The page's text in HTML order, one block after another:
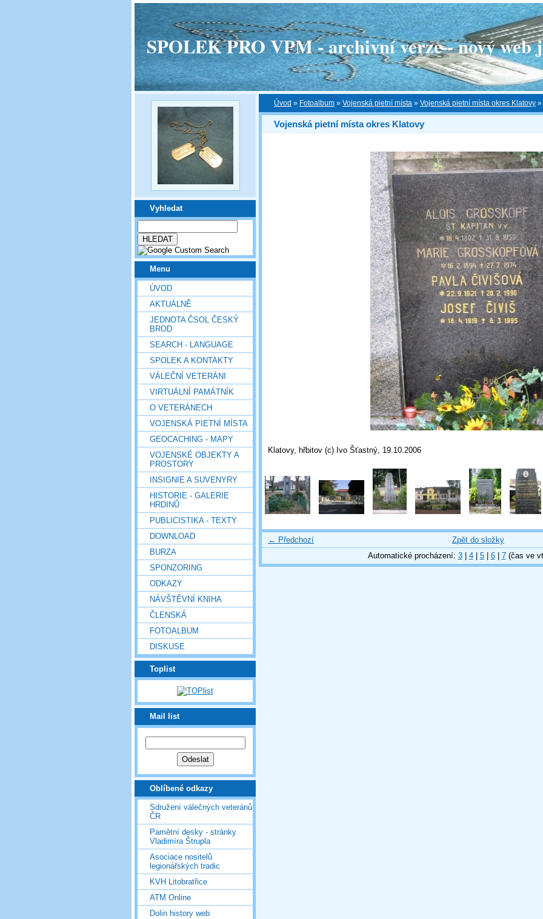
SPOLEK PRO VPM - archivní verze - nový web
Vyhledat
Menu
ÚVOD
AKTUÁLNĚ
JEDNOTA ČSOL ČESKÝ
BROD
SEARCH - LANGUAGE
SPOLEK A KONTAKTY
VÁLEČNÍ VETERÁNI
VIRTUÁLNÍ PAMÁTNÍK
O VETERÁNECH
VOJENSKÁ PIETNÍ MÍSTA
GEOCACHING - MAPY
VOJENSKÉ OBJEKTY A
PROSTORY
INSIGNIE A SUVENYRY
HISTORIE - GALERIE
HRDINŮ
PUBLICISTIKA - TEXTY
DOWNLOAD
BURZA
SPONZORING
ODKAZY
NÁVŠTĚVNÍ KNIHA
ČLENSKÁ
FOTOALBUM
DISKUSE
Toplist
Mail list
Oblíbené odkazy
Sdružení válečných veteránů
ČR
Pamětní desky - stránky
Vladimíra Štrupla
Asociace nositelů
legionářských tradic
KVH Litobratřice
ATM Online
Dolin history web
Úvod » Fotoalbum » Vojenská pietní místa » Vojenská pietní místa okres Klatovy »
Vojenská pietní místa okres Klatovy
Klatovy, hřbitov (c) Ivo Šťastný, 19.10.2006
← Předchozí
Zpět do složky
Automatické procházení: 3| 4| 5| 6| 7(čas ve